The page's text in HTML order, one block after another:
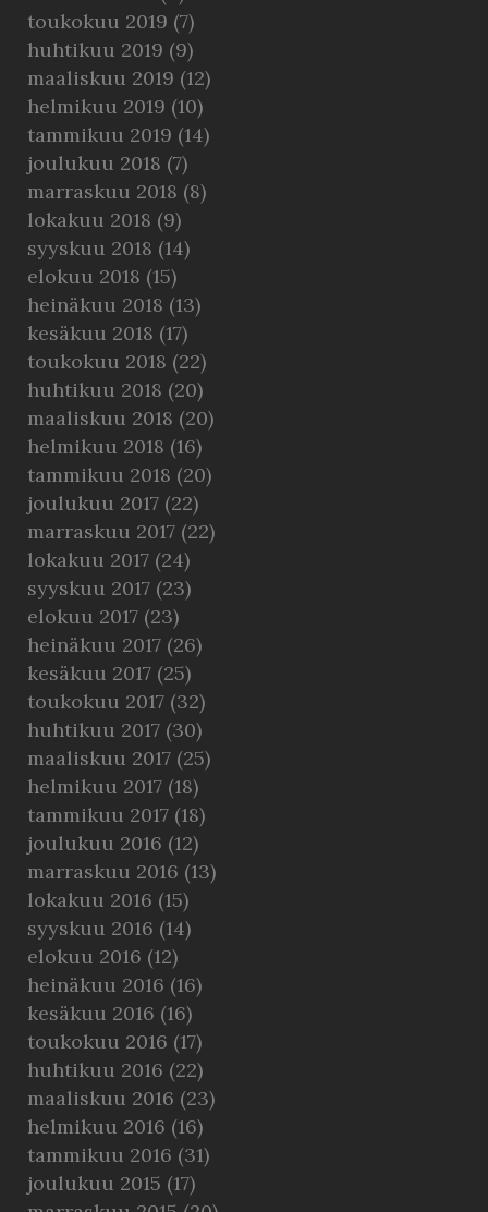
toukokuu 2019 (7)
huhtikuu 2019 (9)
maaliskuu 2019 (12)
helmikuu 2019 (10)
tammikuu 2019 (14)
joulukuu 2018 (7)
marraskuu 2018 (8)
lokakuu 2018 (9)
syyskuu 2018 (14)
elokuu 2018 (15)
heinäkuu 2018 (13)
kesäkuu 2018 (17)
toukokuu 2018 (22)
huhtikuu 2018 (20)
maaliskuu 2018 (20)
helmikuu 2018 (16)
tammikuu 2018 (20)
joulukuu 2017 (22)
marraskuu 2017 (22)
lokakuu 2017 (24)
syyskuu 2017 (23)
elokuu 2017 (23)
heinäkuu 2017 (26)
kesäkuu 2017 (25)
toukokuu 2017 (32)
huhtikuu 2017 (30)
maaliskuu 2017 (25)
helmikuu 2017 (18)
tammikuu 2017 (18)
joulukuu 2016 (12)
marraskuu 2016 (13)
lokakuu 2016 (15)
syyskuu 2016 (14)
elokuu 2016 (12)
heinäkuu 2016 (16)
kesäkuu 2016 (16)
toukokuu 2016 (17)
huhtikuu 2016 (22)
maaliskuu 2016 (23)
helmikuu 2016 (16)
tammikuu 2016 (31)
joulukuu 2015 (17)